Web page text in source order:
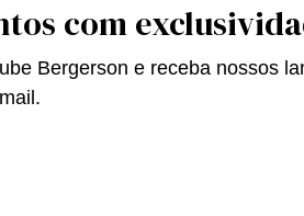
com
Bergerson e receba nossos